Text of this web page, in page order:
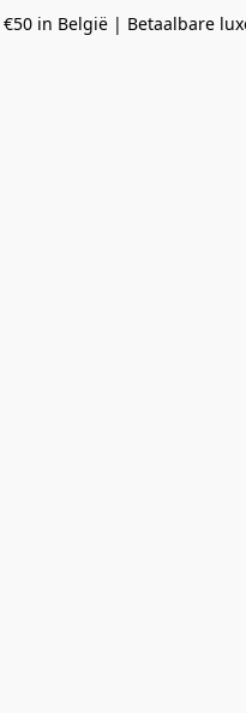
€50 in België | Betaalbare